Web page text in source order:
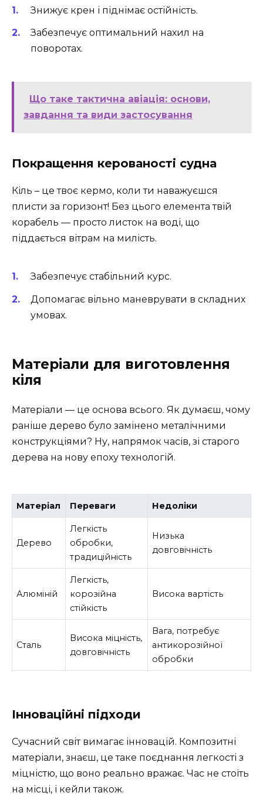
Знижує крен і піднімає остійність.
Забезпечує оптимальний нахил на
поворотах.
Що таке тактична авіація: основи,
завдання та види застосування
Покращення керованості судна
Кіль – це твоє кермо, коли ти наважуєшся
плисти за горизонт! Без цього елемента твій
корабель — просто листок на воді, що
піддається вітрам на милість.
Забезпечує стабільний курс.
Допомагає вільно маневрувати в складних
умовах.
Матеріали для виготовлення
кіля
Матеріали — це основа всього. Як думаєш, чому
раніше дерево було замінено металічними
конструкціями? Ну, напрямок часів, зі старого
дерева на нову епоху технологій.
Матеріал Переваги Недоліки
Дерево
Легкість
обробки,
традиційність
Низька
довговічність
Алюміній
Легкість,
корозійна
стійкість
Висока вартість
Сталь
Висока міцність,
довговічність
Вага, потребує
антикорозійної
обробки
Інноваційні підходи
Сучасний світ вимагає інновацій. Композитні
матеріали, знаєш, це таке поєднання легкості з
міцністю, що воно реально вражає. Час не стоїть
на місці, і кейли також.